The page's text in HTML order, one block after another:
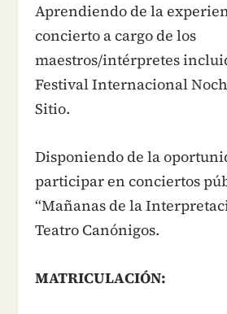
Aprendiendo de la
concierto a cargo de los
maestros/intérpretes
Festival Internacional
Sitio.
Disponiendo de la
participar en conciertos
“Mañanas de la
Teatro Canónigos.
MATRICULACIÓN: